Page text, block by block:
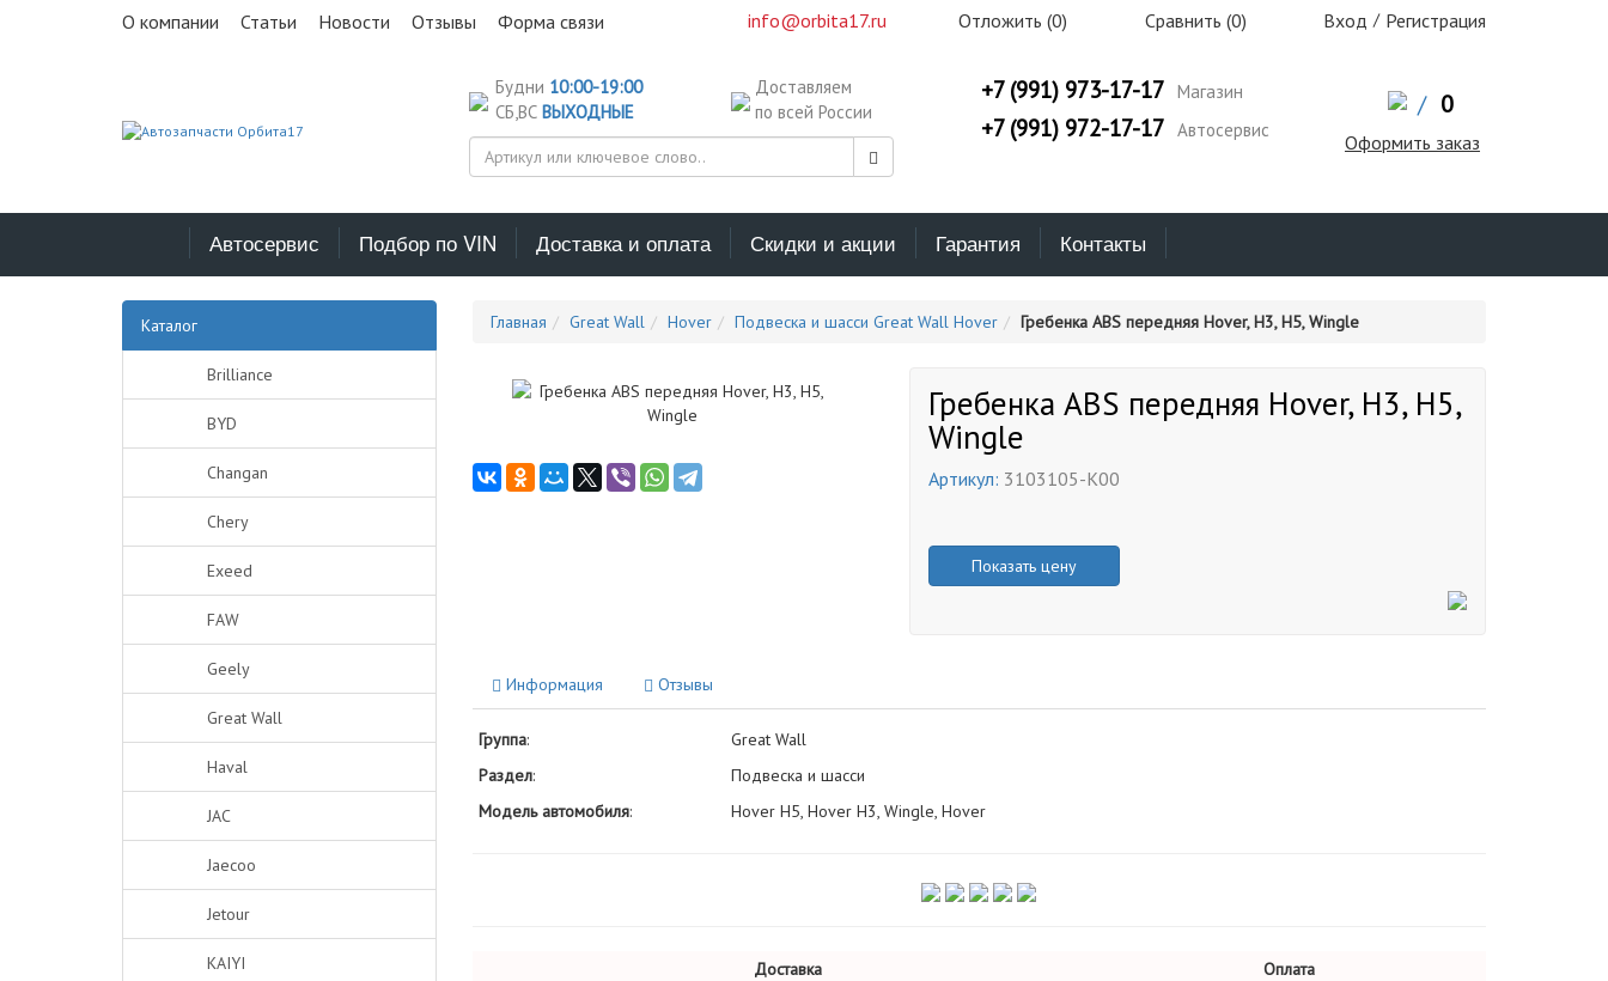
О компании Статьи Новости Отзывы Форма связи info@orbita17.ru Отложить (0) Сравнить (0) Вход / Регистрация
Будни 10:00-19:00
СБ,ВС ВЫХОДНЫЕ
Доставляем
по всей России
+7 (991) 973-17-17 Магазин
+7 (991) 972-17-17 Автосервис
/ 0
Оформить заказ
Автосервис Подбор по VIN Доставка и оплата Скидки и акции Гарантия Контакты
Каталог
Brilliance
BYD
Changan
Chery
Exeed
FAW
Geely
Great Wall
Haval
JAC
Jaecoo
Jetour
KAIYI
Главная Great Wall Hover Подвеска и шасси Great Wall Hover Гребенка ABS передняя Hover, H3, H5, Wingle
Гребенка ABS передняя Hover, H3, H5,
Wingle
Артикул: 3103105-K00
Показать цену
Информация Отзывы
Группа:
Great Wall
Раздел:
Подвеска и шасси
Модель автомобиля: Hover H5, Hover H3, Wingle, Hover
Доставка
Оплата